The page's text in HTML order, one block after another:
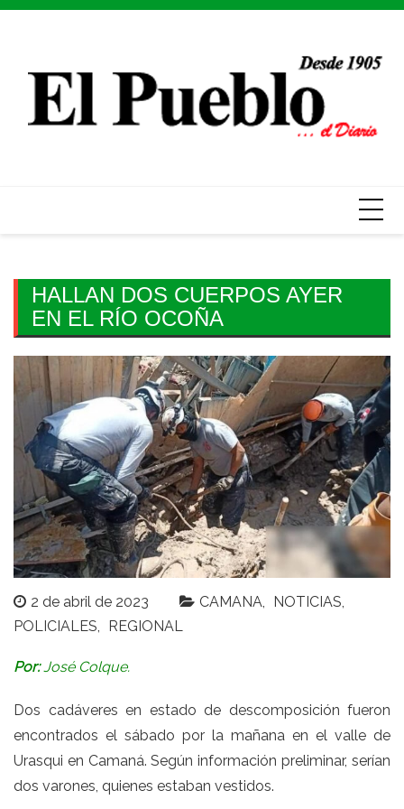
Skip
HALLAN DOS CUERPOS AYER
EN EL RÍO OCOÑA
2 de abril de 2023 CAMANA
NOTICIAS
POLICIALES
REGIONAL
Por:José Colque.
Dos cadáveres en estado de descomposición fueron
encontrados el sábado por la mañana en el valle de
Urasqui en Camaná. Según información preliminar, serían
dos varones, quienes estaban vestidos.